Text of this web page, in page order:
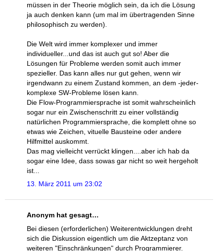
müssen in der Theorie möglich sein, da ich die Lösung
ja auch denken kann (um mal im übertragenden Sinne
philosophisch zu werden).
Die Welt wird immer komplexer und immer
individueller...und das ist auch gut so! Aber die
Lösungen für Probleme werden somit auch immer
spezieller. Das kann alles nur gut gehen, wenn wir
irgendwann zu einem Zustand kommen, an dem -jeder-
komplexe SW-Probleme lösen kann.
Die Flow-Programmiersprache ist somit wahrscheinlich
sogar nur ein Zwischenschritt zu einer vollständig
natürlichen Programmiersprache, die komplett ohne so
etwas wie Zeichen, vituelle Bausteine oder andere
Hilfmittel auskommt.
Das mag vielleicht verrückt klingen....aber ich hab da
sogar eine Idee, dass sowas gar nicht so weit hergeholt
ist...
13. März 2011 um 23:02
Anonym hat gesagt…
Bei diesen (erforderlichen) Weiterentwicklungen dreht
sich die Diskussion eigentlich um die Aktzeptanz von
weiteren "Einschränkungen" durch Programmierer.